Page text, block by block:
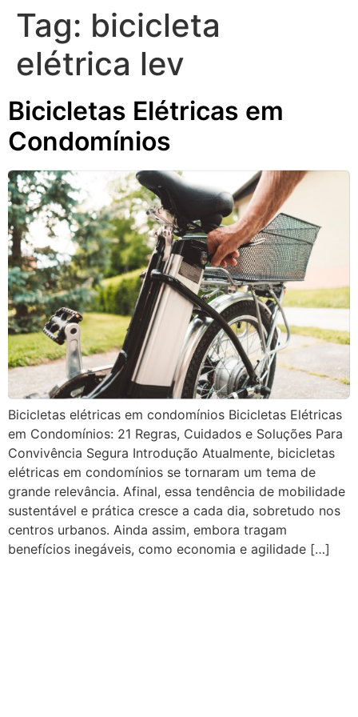
Tag: bicicleta
elétrica lev
Bicicletas Elétricas em
Condomínios
Bicicletas elétricas em condomínios Bicicletas Elétricas
em Condomínios: 21 Regras, Cuidados e Soluções Para
Convivência Segura Introdução Atualmente, bicicletas
elétricas em condomínios se tornaram um tema de
grande relevância. Afinal, essa tendência de mobilidade
sustentável e prática cresce a cada dia, sobretudo nos
centros urbanos. Ainda assim, embora tragam
benefícios inegáveis, como economia e agilidade […]